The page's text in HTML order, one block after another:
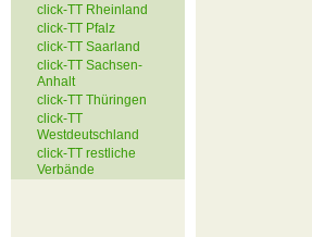
click-TT Rheinland
click-TT Pfalz
click-TT Saarland
click-TT Sachsen-
Anhalt
click-TT Thüringen
click-TT
Westdeutschland
click-TT restliche
Verbände